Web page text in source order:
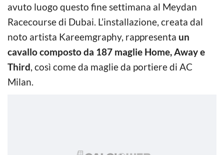
avuto luogo questo fine settimana al Meydan
Racecourse di Dubai. L’installazione, creata dal
noto artista Kareemgraphy, rappresenta un
cavallo composto da 187 maglie Home, Away e
Third, così come da maglie da portiere di AC
Milan.